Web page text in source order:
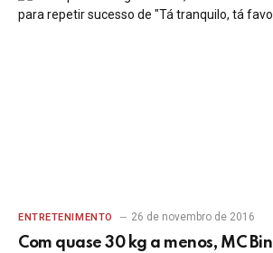
ENTRETENIMENTO 26 de novembro de 2016
Com quase 30 kg a menos, MC